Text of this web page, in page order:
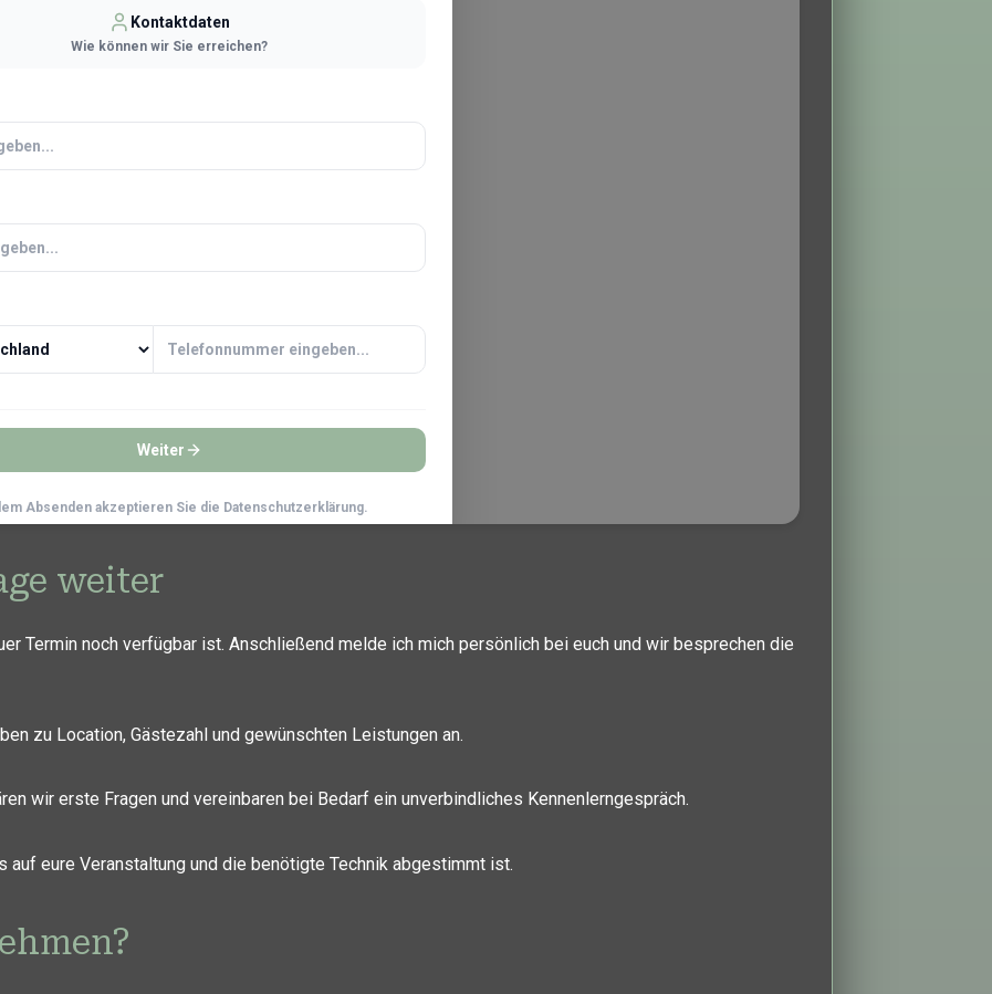
weiter
Termin noch verfügbar ist. Anschließend melde ich mich persönlich bei euch und wir besprechen die
zu Location, Gästezahl und gewünschten Leistungen an.
wir erste Fragen und vereinbaren bei Bedarf ein unverbindliches Kennenlerngespräch.
eure Veranstaltung und die benötigte Technik abgestimmt ist.